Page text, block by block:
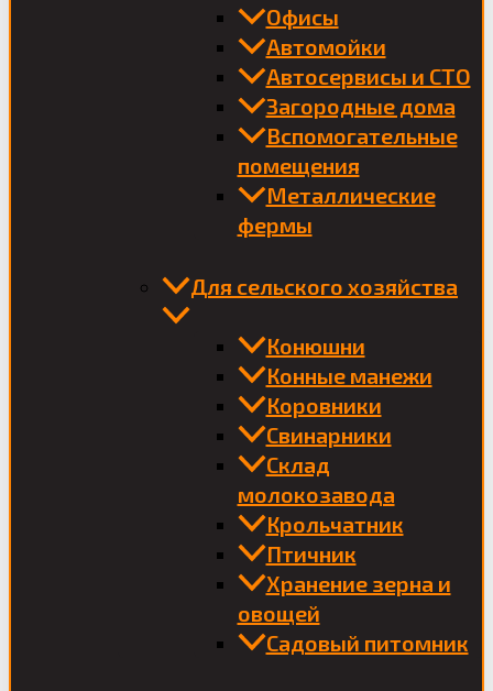
Офисы
Автомойки
Автосервисы и СТО
Загородные дома
Вспомогательные
помещения
Металлические
фермы
Для сельского хозяйства
Конюшни
Конные манежи
Коровники
Свинарники
Склад
молокозавода
Крольчатник
Птичник
Хранение зерна и
овощей
Садовый питомник